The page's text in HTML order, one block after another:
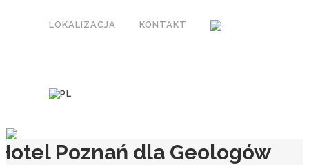
LOKALIZACJA KONTAKT
Poznań dla Geologów